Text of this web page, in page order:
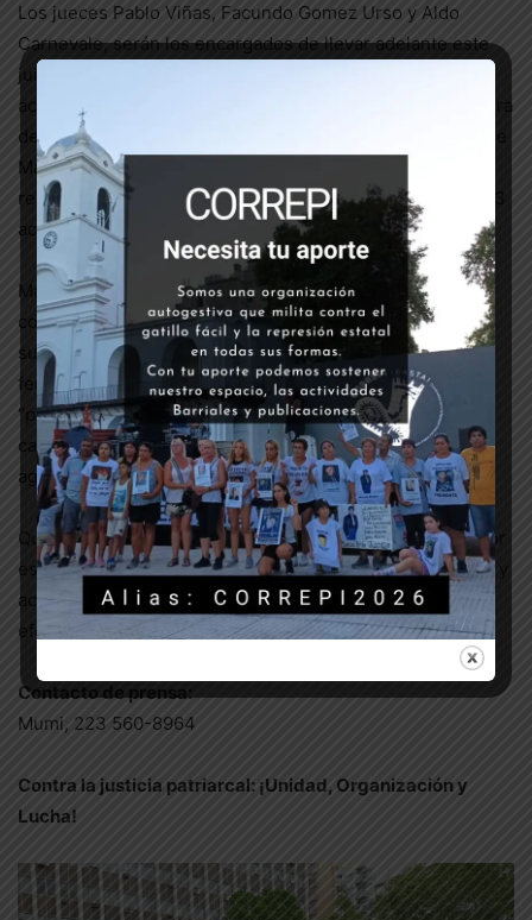
Los jueces Pablo Viñas, Facundo Gomez Urso y Aldo
Carnevale, serán los encargados de llevar adelante este
juicio oral y público, mientras que el fiscal a cargo de la
acusación será Daniel Vicente. Recordamos que éste fuera
designado en la causa tras la licencia y desplazamiento de
María Isabel Sanchez. La parte damnificada será
representada por Gustavo Marceillac y la defensa de los 3
acusados estará en manos de Laura Solari.
Matías Farías se encuentra imputado por “abuso sexual
con acceso carnal agravado por el resultado muerte y el
suministro de estupefacientes en concurso ideal con
femicidio”, mientras que Offidani será juzgado como
“partícipe secundario” por esos delitos. Mientras, en el
caso de Maciel, se debatirá si incurrió en encubrimiento
agravado.
Queremos que el nombre de Lucía suene a justicia. Es por
eso que contaremos su historia, replicaremos su imagen y
acompañaremos el proceso hasta que se de cárcel
efectiva a los culpables, sus femicidas.
Contacto de prensa:
Mumi, 223 560-8964
Contra la justicia patriarcal: ¡Unidad, Organización y
Lucha!